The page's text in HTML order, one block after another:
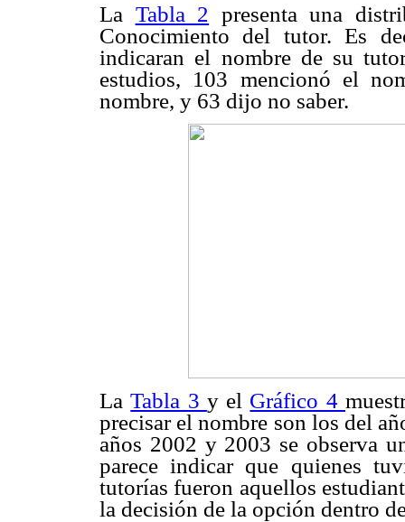
La Tabla 2 presenta una
Conocimiento del tutor. Es
indicaran el nombre de su
estudios, 103 mencionó el
nombre, y 63 dijo no saber.
LaTabla 3 y el Gráfico 4
precisar el nombre son los del
años 2002 y 2003 se observa
parece indicar que quienes
tutorías fueron aquellos
la decisión de la opción dentro